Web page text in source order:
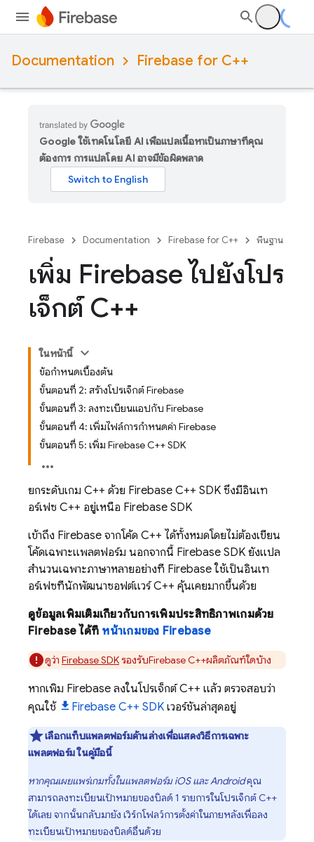
Documentation Firebase for C++
Google ใช้เทคโนโลยี AI เพื่อแปลเนื้อหาเป็นภาษาที่คุณ
ต้องการ การแปลโดย AI อาจมีข้อผิดพลาด
Firebase Documentation Firebase for C++ พื้นฐาน
เพิ่ม Firebase ไปยังโปร
เจ็กต์ C++
ในหน้านี้
ข้อกำหนดเบื้องต้น
ขั้นตอนที่ 2: สร้างโปรเจ็กต์ Firebase
ขั้นตอนที่ 3: ลงทะเบียนแอปกับ Firebase
ขั้นตอนที่ 4: เพิ่มไฟล์การกำหนดค่า Firebase
ขั้นตอนที่ 5: เพิ่ม Firebase C++ SDK
ยกระดับเกม C++ ด้วย Firebase C++ SDK ซึ่งมีอินเท
อร์เฟซ C++ อยู่เหนือ Firebase SDK
เข้าถึง Firebase จากโค้ด C++ ได้ทั้งหมดโดยไม่ต้องเขียน
โค้ดเฉพาะแพลตฟอร์ม นอกจากนี้ Firebase SDK ยังแปล
สำนวนเฉพาะภาษาหลายอย่างที่ Firebase ใช้เป็นอินเท
อร์เฟซที่นักพัฒนาซอฟต์แวร์ C++ คุ้นเคยมากขึ้นด้วย
ดูข้อมูลเพิ่มเติมเกี่ยวกับการเพิ่มประสิทธิภาพเกมด้วย
Firebase ได้ที่ หน้าเกมของ Firebase
ดูว่า Firebase SDKรองรับFirebaseC++ผลิตภัณฑ์ใดบ้าง
หากเพิ่ม Firebase ลงในโปรเจ็กต์ C++ แล้ว ตรวจสอบว่า
คุณใช้
Firebase C++ SDK เวอร์ชันล่าสุดอยู่
เลือกแท็บแพลตฟอร์มด้านล่างเพื่อแสดงวิธีการเฉพาะ
แพลตฟอร์ม ในคู่มือนี้
หากคุณเผยแพร่เกมทั้งในแพลตฟอร์ม iOS และ Androidคุณ
สามารถลงทะเบียนเป้าหมายของบิลด์ 1 รายการในโปรเจ็กต์ C++
ได้เลย จากนั้นกลับมายัง เวิร์กโฟลว์การตั้งค่าในภายหลังเพื่อลง
ทะเบียนเป้าหมายของบิลด์อื่นด้วย